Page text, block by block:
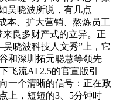
吴晓波所说，有几点
本、扩大营销、熬炼员工
良多财产式的立异。正
晓波科技人文秀”上，它
和深圳拓元聪慧等领先
飞流AI 2.5的官宣版引
一个清晰的信号：正在政
上，短短的3、5分钟时